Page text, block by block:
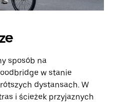
sposób na
w stanie
dystansach. W
i ścieżek przyjaznych